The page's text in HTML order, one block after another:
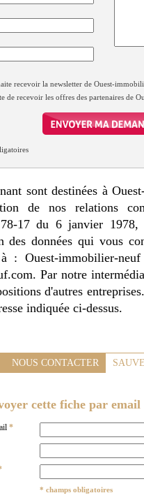
recevoir la newsletter de Ouest-
de recevoir les offres des partenaires de
sont destinées à
de nos relations
17 du 6 janvier 1978,
des données qui vous
: Ouest-immobilier-
Par notre
d'autres
indiquée ci-dessus.
NOUS CONTACTER
cette fiche par email
*
* champs obligatoires